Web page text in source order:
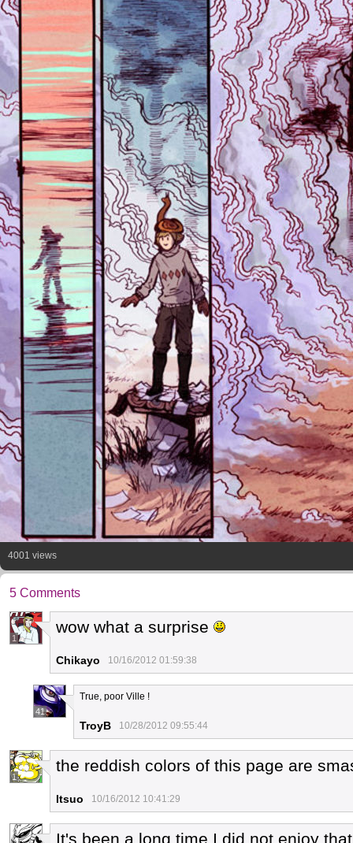
4001 views
5 Comments
1
wow what a surprise
Chikayo 10/16/2012 01:59:38
41
True, poor Ville !
TroyB 10/28/2012 09:55:44
1
the reddish colors of this page are
Itsuo 10/16/2012 10:41:29
It's been a long time I did not enjoy